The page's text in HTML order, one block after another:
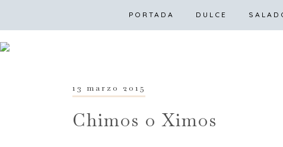
PORTADA DULCE
13 marzo 2015
Chimos o Ximos